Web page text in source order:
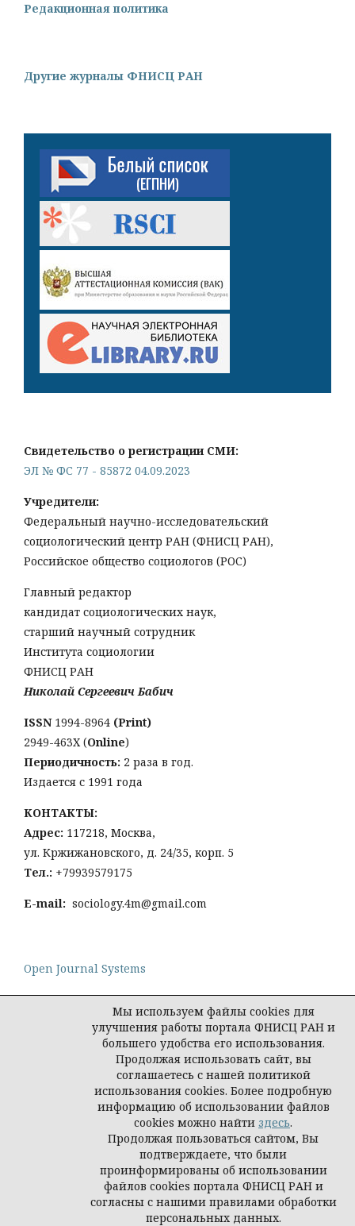
Редакционная политика
Другие журналы ФНИСЦ РАН
Свидетельство о регистрации СМИ:
ЭЛ № ФС 77 - 85872 04.09.2023
Учредители:
Федеральный научно-исследовательский
социологический центр РАН (ФНИСЦ РАН),
Российское общество социологов (РОС)
Главный редактор
кандидат социологических наук,
старший научный сотрудник
Института социологии
ФНИСЦ РАН
Николай Сергеевич Бабич
ISSN 1994-8964 (Print)
2949-463Х (Online)
Периодичность: 2 раза в год.
Издается с 1991 года
КОНТАКТЫ:
Адрес: 117218, Москва,
ул. Кржижановского, д. 24/35, корп. 5
Тел.: +79939579175
E-mail: sociology.4m@gmail.com
Open Journal Systems
Политика конфиденциальности персональных
© Социология: методология, методы,
математическое моделирование
Мы используем файлы cookies для
улучшения работы портала ФНИСЦ РАН и
большего удобства его использования.
Продолжая использовать сайт, вы
соглашаетесь с нашей политикой
использования cookies. Более подробную
информацию об использовании файлов
cookies можно найти здесь.
Продолжая пользоваться сайтом, Вы
подтверждаете, что были
проинформированы об использовании
файлов cookies портала ФНИСЦ РАН и
согласны с нашими правилами обработки
персональных данных.